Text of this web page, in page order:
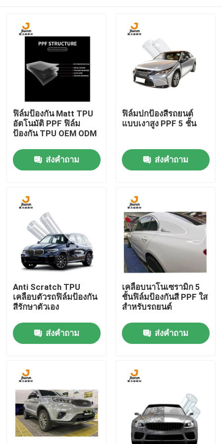
รายชื่อผู้ติดต่อ
ผลิตภัณฑ์
ฟิล์ม TPU PPF
ฟิล์มป้องกันสี TPU
ฟิล์มกรองแสง
ฟิล์มกระจกกันกระแทก
ฟิล์มกันรอย PPF
ฟิล์มป้องกัน Matt TPU
อัตโนมัติ PPF ฟิล์ม
ป้องกัน TPU OEM ODM
ส่งคำถาม
ฟิล์มปกป้องสีรถยนต์
แบบเงาสูง PPF 5 ชั้น
ส่งคำถาม
Anti Scratch TPU
เคลือบตัวรถฟิล์มป้องกัน
สีรักษาตัวเอง
ส่งคำถาม
เคลือบนาโนเซรามิก 5
ชั้นฟิล์มป้องกันสี PPF ใส
สำหรับรถยนต์
ส่งคำถาม